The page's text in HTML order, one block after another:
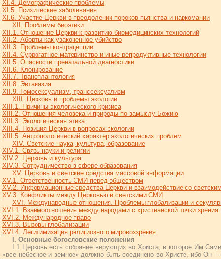
XI.4. Демографические проблемы
XI.5. Психические заболевания
XI.6. Участие Церкви в преодолении пороков пьянства и наркомании
XII. Проблемы биоэтики
XII.1. Отношение Церкви к развитию биомедицинских технологий
XII.2. Аборты как узаконенное убийство
XII.3. Проблемы контрацепции
XII.4. Суррогатное материнство и иные репродуктивные технологии
XII.5. Опасности пренатальной диагностики
XII.6. Клонирование
XII.7. Трансплантология
XII.8. Эвтаназия
XII.9. Гомосексуализм, транссексуализм
XIII. Церковь и проблемы экологии
XIII.1. Причины экологического кризиса
XIII.2. Отношения человека и природы по замыслу Божию
XIII.3. Экологическая этика
XIII.4. Позиция Церкви в вопросах экологии
XIII.5. Антропологический характер экологических проблем
XIV. Светские наука, культура, образование
XIV.1. Связь науки и религии
XIV.2. Церковь и культура
XIV.3. Сотрудничество в сфере образования
XV. Церковь и светские средства массовой информации
XV.1. Ответственность СМИ перед обществом
XV.2. Информационные средства Церкви и взаимодействие со
XV.3. Конфликты между Церковью и светскими СМИ
XVI. Международные отношения. Проблемы глобализации и
XVI.1. Взаимоотношения между народами с христианской точки зрения
XVI.2. Международное право
XVI.3. Вызовы глобализации
XVI.4. Легитимизация религиозного мировоззрения
I. Основные богословские положения
I.1 Церковь есть собрание верующих во Христа, в которое Им
«все небесное и земное» должно быть соединено во Христе, ибо Он